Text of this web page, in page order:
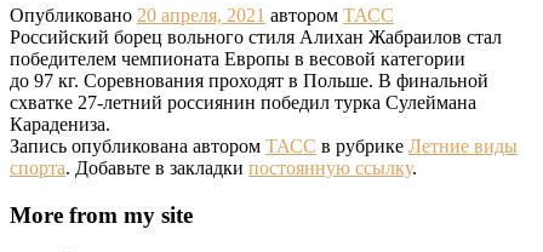
Опубликовано 20 апреля, 2021 автором ТАСС
Российский борец вольного стиля Алихан Жабраилов стал
победителем чемпионата Европы в весовой категории
до 97 кг. Соревнования проходят в Польше. В финальной
схватке 27-летний россиянин победил турка Сулеймана
Карадениза.
Запись опубликована автором ТАСС в рубрике Летние виды
спорта. Добавьте в закладки постоянную ссылку.
More from my site